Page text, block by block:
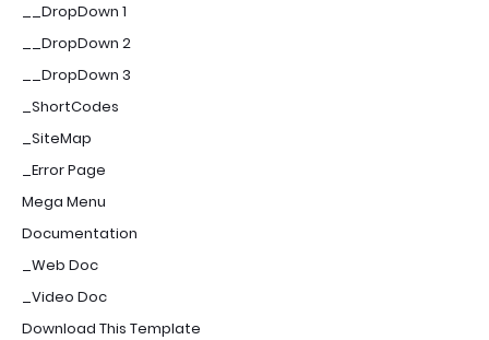
__DropDown 1
__DropDown 2
__DropDown 3
_ShortCodes
_SiteMap
_Error Page
Mega Menu
Documentation
_Web Doc
_Video Doc
Download This Template